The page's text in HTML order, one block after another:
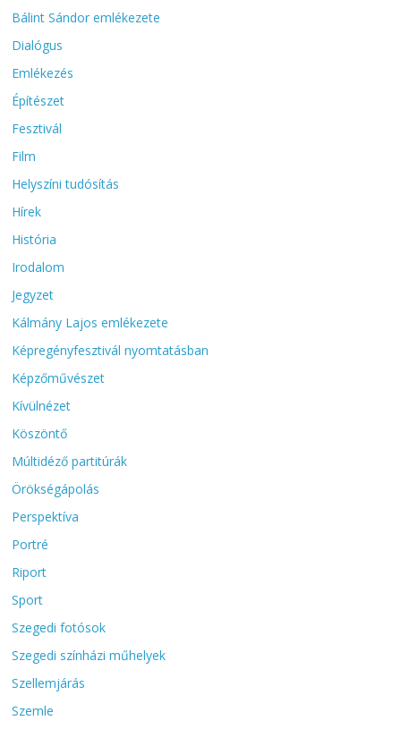
Bálint Sándor emlékezete
Dialógus
Emlékezés
Építészet
Fesztivál
Film
Helyszíni tudósítás
Hírek
História
Irodalom
Jegyzet
Kálmány Lajos emlékezete
Képregényfesztivál nyomtatásban
Képzőművészet
Kívülnézet
Köszöntő
Múltidéző partitúrák
Örökségápolás
Perspektíva
Portré
Riport
Sport
Szegedi fotósok
Szegedi színházi műhelyek
Szellemjárás
Szemle